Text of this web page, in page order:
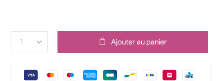
Ajouter au panier